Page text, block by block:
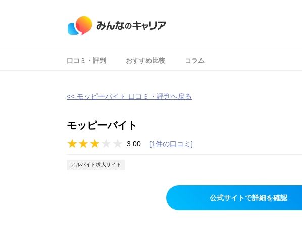
口コミ・評判 おすすめ比較 コラム
<< モッピーバイト 口コミ・評判へ戻る
モッピーバイト
3.00 [1件の口コミ]
アルバイト求人サイト
公式サイトで詳細を確認